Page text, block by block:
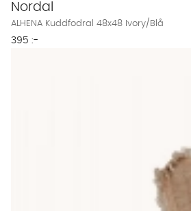
Nordal
ALHENA Kuddfodral 48x48 Ivory/Blå
395 :-